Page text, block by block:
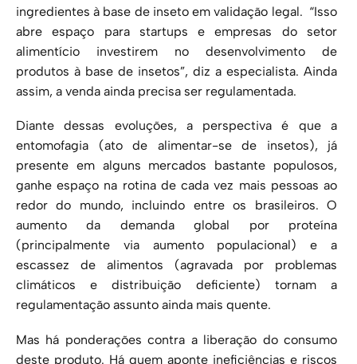
ingredientes à base de inseto em validação legal. “Isso
abre espaço para startups e empresas do setor
alimentício investirem no desenvolvimento de
produtos à base de insetos”, diz a especialista. Ainda
assim, a venda ainda precisa ser regulamentada.
Diante dessas evoluções, a perspectiva é que a
entomofagia (ato de alimentar-se de insetos), já
presente em alguns mercados bastante populosos,
ganhe espaço na rotina de cada vez mais pessoas ao
redor do mundo, incluindo entre os brasileiros. O
aumento da demanda global por proteína
(principalmente via aumento populacional) e a
escassez de alimentos (agravada por problemas
climáticos e distribuição deficiente) tornam a
regulamentação assunto ainda mais quente.
Mas há ponderações contra a liberação do consumo
deste produto. Há quem aponte ineficiências e riscos